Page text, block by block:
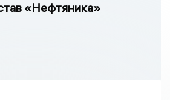
«Нефтяника»